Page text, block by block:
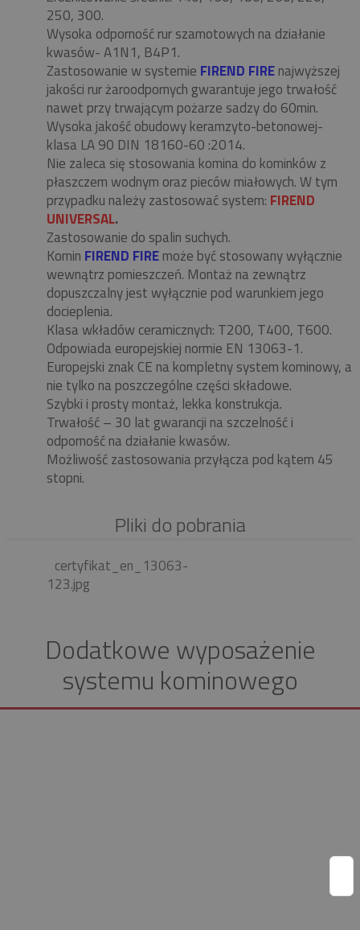
250, 300.
Wysoka odporność rur szamotowych na działanie
kwasów- A1N1, B4P1.
Zastosowanie w systemie FIREND FIREnajwyższej
jakości rur żaroodpornych gwarantuje jego trwałość
nawet przy trwającym pożarze sadzy do 60min.
Wysoka jakość obudowy keramzyto-betonowej-
klasa LA 90 DIN 18160-60 :2014.
Nie zaleca się stosowania komina do kominków z
płaszczem wodnym oraz pieców miałowych. W tym
przypadku należy zastosować system: FIREND
UNIVERSAL.
Zastosowanie do spalin suchych.
Komin FIREND FIREmoże być stosowany wyłącznie
wewnątrz pomieszczeń. Montaż na zewnątrz
dopuszczalny jest wyłącznie pod warunkiem jego
docieplenia.
Klasa wkładów ceramicznych: T200, T400, T600.
Odpowiada europejskiej normie EN 13063-1.
Europejski znak CE na kompletny system kominowy, a
nie tylko na poszczególne części składowe.
Szybki i prosty montaż, lekka konstrukcja.
Trwałość – 30 lat gwarancji na szczelność i
odporność na działanie kwasów.
Możliwość zastosowania przyłącza pod kątem 45
stopni.
Pliki do pobrania
certyfikat_en_13063-
123.jpg
Dodatkowe wyposażenie
systemu kominowego